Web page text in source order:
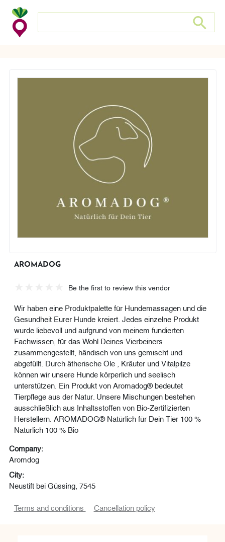
Search
AROMADOG
Be the first to review this vendor
Wir haben eine Produktpalette für Hundemassagen und die
Gesundheit Eurer Hunde kreiert. Jedes einzelne Produkt
wurde liebevoll und aufgrund von meinem fundierten
Fachwissen, für das Wohl Deines Vierbeiners
zusammengestellt, händisch von uns gemischt und
abgefüllt. Durch ätherische Öle , Kräuter und Vitalpilze
können wir unsere Hunde körperlich und seelisch
unterstützen. Ein Produkt von Aromadog® bedeutet
Tierpflege aus der Natur. Unsere Mischungen bestehen
ausschließlich aus Inhaltsstoffen von Bio-Zertifizierten
Herstellern. AROMADOG® Natürlich für Dein Tier 100 %
Natürlich 100 % Bio
Company:
Aromdog
City:
Neustift bei Güssing, 7545
Terms and conditions Cancellation policy